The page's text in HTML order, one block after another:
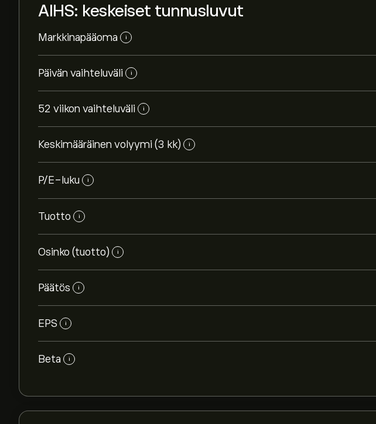
AIHS: keskeiset tunnusluvut
Markkinapääoma i
Päivän vaihteluväli i
52 viikon vaihteluväli i
Keskimääräinen volyymi (3 kk) i
P/E-luku i
Tuotto i
Osinko (tuotto) i
Päätös i
EPS i
Beta i